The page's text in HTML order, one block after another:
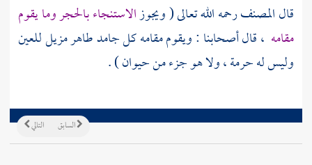
قالالمصنفرحمه الله تعالى ( ويجوزالاستنجاء بالحجر وما يقوم
مقامه ، قال أصحابنا : ويقوم مقامه كل جامد طاهر مزيل للعين
وليس له حرمة ، ولا هو جزء من حيوان ) .
التالي السابق